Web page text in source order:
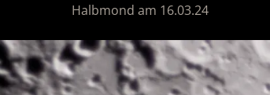
Halbmond am 16.03.24